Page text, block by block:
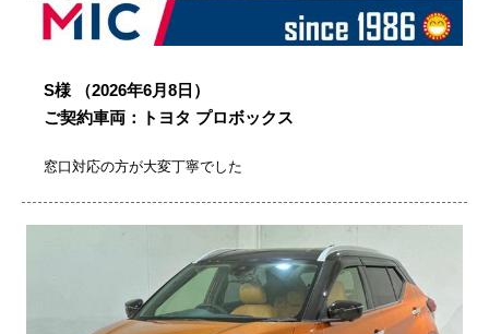
S様
（2026年6月8日）
ご契約車両：トヨタ プロボックス
窓口対応の方が大変丁寧でした